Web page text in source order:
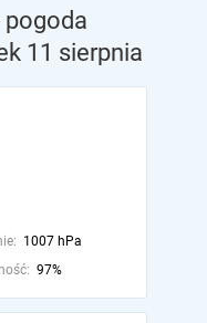
pogoda
11 sierpnia
1007 hPa
97%